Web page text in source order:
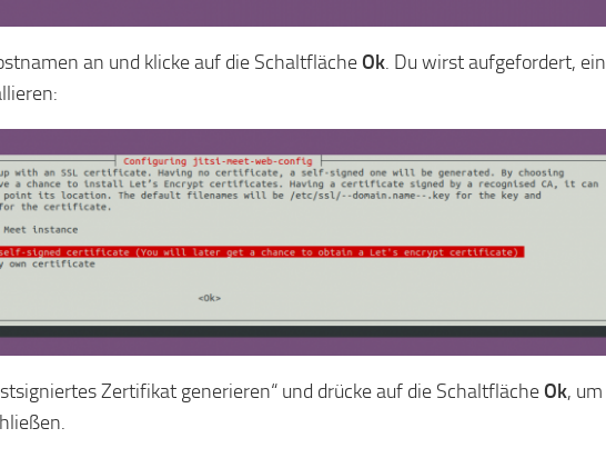
an und klicke auf die SchaltflächeOk. Du wirst aufgefordert, ein
Zertifikat generieren“ und drücke auf die SchaltflächeOk, um